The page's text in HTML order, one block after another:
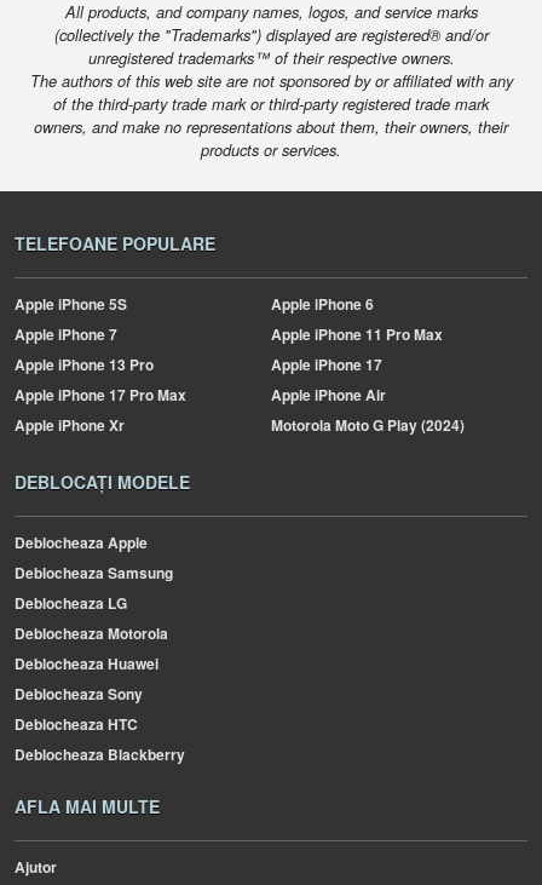
All products, and company names, logos, and service marks
(collectively the "Trademarks") displayed are registered® and/or
unregistered trademarks™ of their respective owners.
The authors of this web site are not sponsored by or affiliated with any
of the third-party trade mark or third-party registered trade mark
owners, and make no representations about them, their owners, their
products or services.
TELEFOANE POPULARE
AppleiPhone 5S AppleiPhone 6
AppleiPhone 7 AppleiPhone 11 Pro Max
AppleiPhone 13 Pro AppleiPhone 17
AppleiPhone 17 Pro Max AppleiPhone Air
AppleiPhone Xr MotorolaMoto G Play (2024)
DEBLOCAȚI MODELE
Deblocheaza Apple
Deblocheaza Samsung
Deblocheaza LG
Deblocheaza Motorola
Deblocheaza Huawei
Deblocheaza Sony
Deblocheaza HTC
Deblocheaza Blackberry
AFLA MAI MULTE
Ajutor